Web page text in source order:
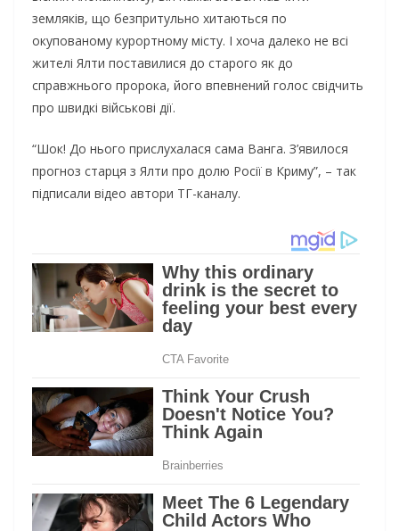
земляків, що безпритульно хитаються по
окупованому курортному місту. І хоча далеко не всі
жителі Ялти поставилися до старого як до
справжнього пророка, його впевнений голос свідчить
про швидкі військові дії.
“Шок! До нього прислухалася сама Ванга. З’явилося
прогноз старця з Ялти про долю Росії в Криму”, – так
підписали відео автори ТГ-каналу.